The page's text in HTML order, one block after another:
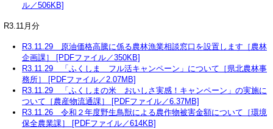
ル／506KB]
R3.11月分
R3.11.29 原油価格高騰に係る農林漁業相談窓口を設置します［農林
企画課］ [PDFファイル／350KB]
R3.11.29 「ふくしま フル活キャンペーン」について［県北農林事
務所］ [PDFファイル／2.07MB]
R3.11.29 「ふくしまの米 おいしさ実感！キャンペーン」の実施に
ついて［農産物流通課］ [PDFファイル／6.37MB]
R3.11.26 令和２年度野生鳥獣による農作物被害金額について［環境
保全農業課］ [PDFファイル／614KB]